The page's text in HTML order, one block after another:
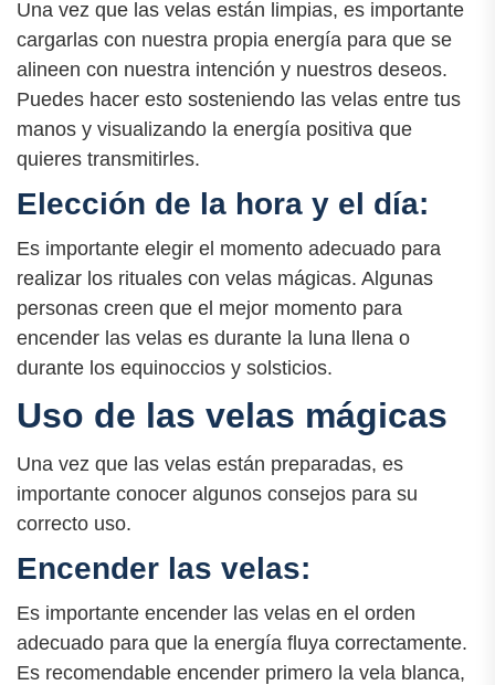
Una vez que las velas están limpias, es importante
cargarlas con nuestra propia energía para que se
alineen con nuestra intención y nuestros deseos.
Puedes hacer esto sosteniendo las velas entre tus
manos y visualizando la energía positiva que
quieres transmitirles.
Elección de la hora y el día:
Es importante elegir el momento adecuado para
realizar los rituales con velas mágicas. Algunas
personas creen que el mejor momento para
encender las velas es durante la luna llena o
durante los equinoccios y solsticios.
Uso de las velas mágicas
Una vez que las velas están preparadas, es
importante conocer algunos consejos para su
correcto uso.
Encender las velas:
Es importante encender las velas en el orden
adecuado para que la energía fluya correctamente.
Es recomendable encender primero la vela blanca,